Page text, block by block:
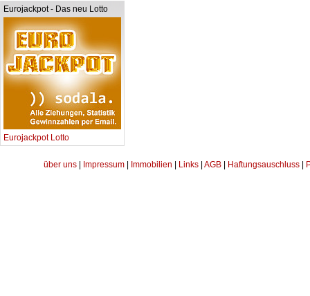
Eurojackpot - Das neu Lotto
Eurojackpot Lotto
über uns Impressum Immobilien Links AGB Haftungsauschluss